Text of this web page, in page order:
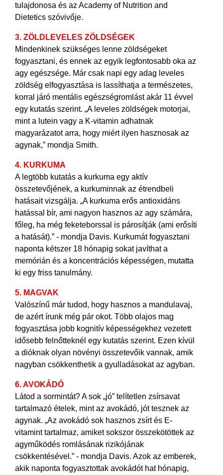
tulajdonosa és az Academy of Nutrition and
Dietetics szóvivője.
3. ZÖLDLEVELES ZÖLDSÉGEK
Mindenkinek szükséges lenne zöldségeket
fogyasztani, és ennek az egyik legfontosabb oka az
agy egészsége. Már csak napi egy adag leveles
zöldség elfogyasztása is lassíthatja a természetes,
korral járó mentális egészségromlást akár 11 évvel
egy kutatás szerint. „A leveles zöldségek motorjai,
mint a lutein vagy a K-vitamin adhatnak
magyarázatot arra, hogy miért ilyen hasznosak az
agynak,” mondja Smith.
4. KURKUMA
A legtöbb kutatás a kurkuma egy aktív
összetevőjének, a kurkuminnak az étrendbeli
hatásait vizsgálja. „A kurkuma erős antioxidáns
hatással bír, ami nagyon hasznos az agy számára,
főleg, ha még feketeborssal is párosítják (ami erősíti
a hatását).” - mondja Davis. Kurkumát fogyasztani
naponta kétszer 18 hónapig sokat javíthat a
memórián és a koncentrációs képességen, mutatta
ki egy friss tanulmány.
5. MAGVAK
Valószínű már tudod, hogy hasznos a mandulavaj,
de azért írunk még pár okot. Több olajos mag
fogyasztása jobb kognitív képességekhez vezetett
idősebb felnőtteknél egy kutatás szerint. Ezen kívül
a dióknak olyan növényi összetevőik vannak, amik
nagyban csökkenthetik a gyulladásokat az agyban.
6. AVOKÁDÓ
Látod a sormintát? A sok „jó” telítetlen zsírsavat
tartalmazó ételek, mint az avokádó, jót tesznek az
agynak. „Az avokádó sok hasznos zsírt és E-
vitamint tartalmaz, amiket sokszor összekötöttek az
agyműködés romlásának rizikójának
csökkentésével.” - mondja Davis. Azok az emberek,
akik naponta fogyasztottak avokádót hat hónapig,